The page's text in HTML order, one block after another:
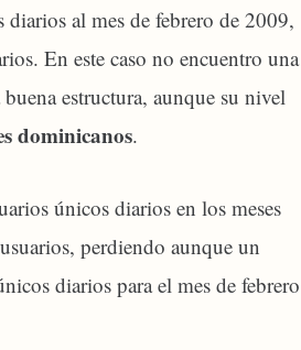
al mes de febrero de 2009,
En este caso no encuentro una
buena estructura, aunque su nivel
dominicanos.
únicos diarios en los meses
perdiendo aunque un
diarios para el mes de febrero